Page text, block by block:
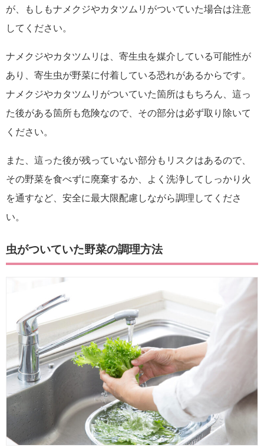
が、もしもナメクジやカタツムリがついていた場合は注意
してください。
ナメクジやカタツムリは、寄生虫を媒介している可能性が
あり、寄生虫が野菜に付着している恐れがあるからです。
ナメクジやカタツムリがついていた箇所はもちろん、這っ
た後がある箇所も危険なので、その部分は必ず取り除いて
ください。
また、這った後が残っていない部分もリスクはあるので、
その野菜を食べずに廃棄するか、よく洗浄してしっかり火
を通すなど、安全に最大限配慮しながら調理してくださ
い。
虫がついていた野菜の調理方法